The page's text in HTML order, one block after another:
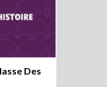
Des